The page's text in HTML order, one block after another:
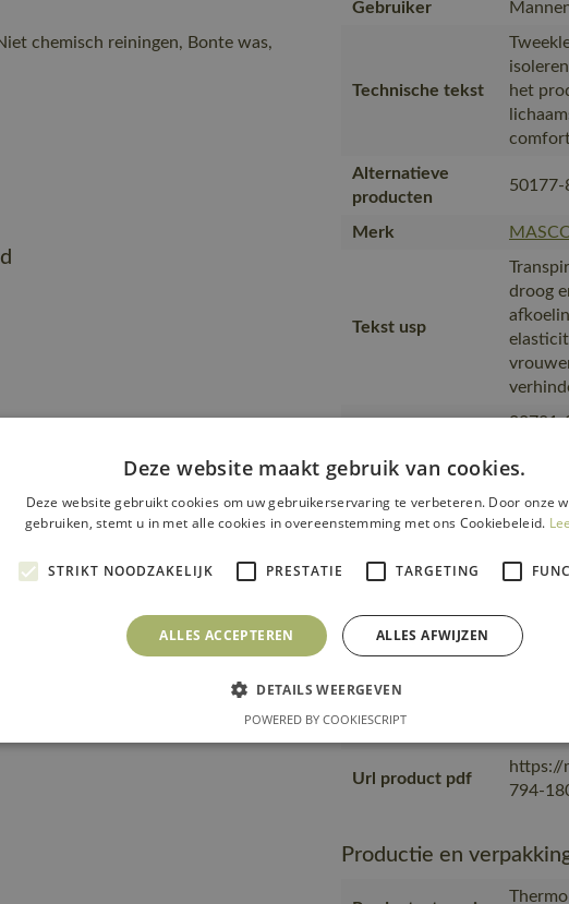
chemisch reiningen, Bonte was,
Gebruiker
Technische tekst
het
Alternatieve
producten
50177-
Merk
Tekst usp
droog
accessories
00781-
50455-
verpakking
is
Productie
al
Url product pdf
https://
794-
Productie en
Deze website maakt gebruik van cookies.
Deze website gebruikt cookies om uw gebruikerservaring te verbeteren. Door onze
gebruiken, stemt u in met alle cookies in overeenstemming met ons Cookiebeleid.
STRIKT NOODZAKELIJK PRESTATIE TARGETING
ALLES ACCEPTEREN ALLES AFWIJZEN
DETAILS WEERGEVEN
POWERED BY COOKIESCRIPT